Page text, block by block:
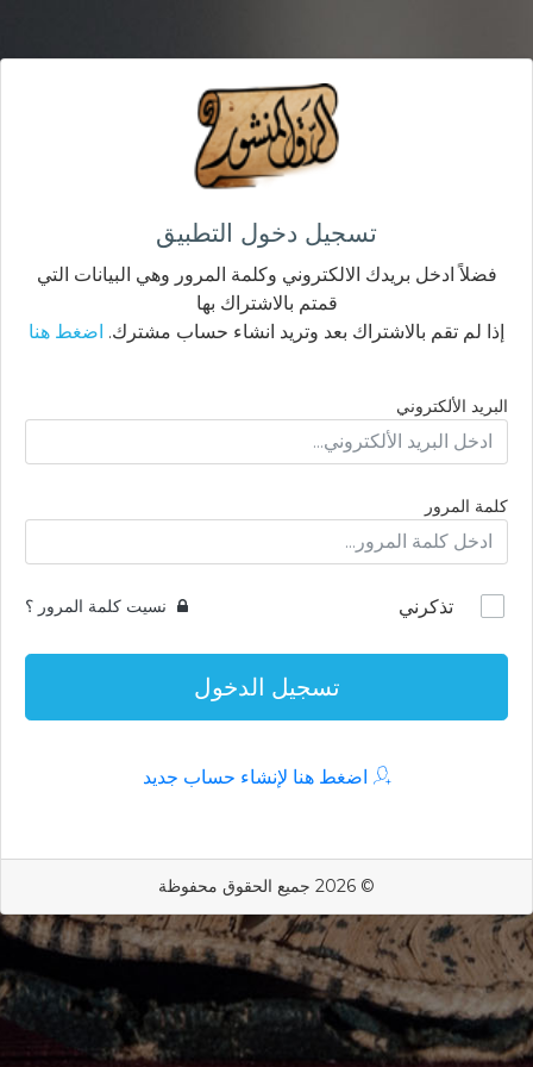
تسجيل دخول التطبيق
فضلاً ادخل بريدك الالكتروني وكلمة المرور وهي البيانات التي
قمتم بالاشتراك بها
إذا لم تقم بالاشتراك بعد وتريد انشاء حساب مشترك. اضغط هنا
البريد الألكتروني
كلمة المرور
تذكرني نسيت كلمة المرور ؟
تسجيل الدخول
اضغط هنا لإنشاء حساب جديد
© 2026 جميع الحقوق محفوظة